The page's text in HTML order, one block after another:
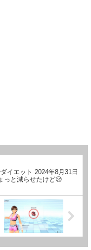
イエット 2024年8月31日
っと減らせたけど😥